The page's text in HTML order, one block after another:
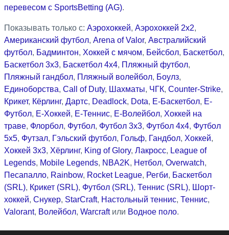
перевесом с SportsBetting (AG).
Показывать только с: Аэрохоккей, Аэрохоккей 2x2,
Американский футбол, Arena of Valor, Австралийский
футбол, Бадминтон, Хоккей с мячом, Бейсбол, Баскетбол,
Баскетбол 3x3, Баскетбол 4x4, Пляжный футбол,
Пляжный гандбол, Пляжный волейбол, Боулз,
Единоборства, Call of Duty, Шахматы, ЧГК, Counter-Strike,
Крикет, Кёрлинг, Дартс, Deadlock, Dota, Е-Баскетбол, Е-
Футбол, Е-Хоккей, Е-Теннис, Е-Волейбол, Хоккей на
траве, Флорбол, Футбол, Футбол 3x3, Футбол 4x4, Футбол
5x5, Футзал, Гэльский футбол, Гольф, Гандбол, Хоккей,
Хоккей 3x3, Хёрлинг, King of Glory, Лакросс, League of
Legends, Mobile Legends, NBA2K, Нетбол, Overwatch,
Песапалло, Rainbow, Rocket League, Регби, Баскетбол
(SRL), Крикет (SRL), Футбол (SRL), Теннис (SRL), Шорт-
хоккей, Снукер, StarCraft, Настольный теннис, Теннис,
Valorant, Волейбол, Warcraftили Водное поло.